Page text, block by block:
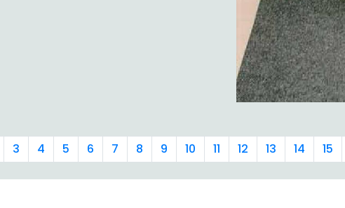
3 4 5 6 7 8 9 10 11 12 13 14 15